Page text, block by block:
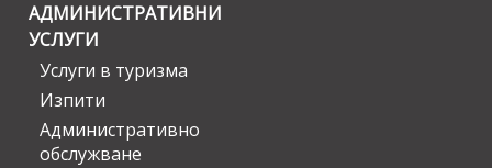
АДМИНИСТРАТИВНИ
УСЛУГИ
Услуги в туризма
Изпити
Административно
обслужване